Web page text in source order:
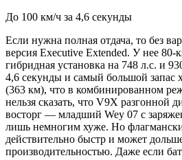
До 100 км/ч за 4,6 секунды
Если нужна полная отдача, то без
версия Executive Extended. У нее 80-
гибридная установка на 748 л.с. и
4,6 секунды и самый большой запас
(363 км), что в комбинированном
нельзя сказать, что V9X разгонной
восторг — младший Wey 07 с
лишь немногим хуже. Но
действительно быстр и может
производительностью. Даже если